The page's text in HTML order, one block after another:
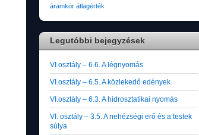
áramkör átlagérték
Legutóbbi bejegyzések
VI.osztály – 6.6. A légnyomás
VI.osztály – 6.5. A közlekedő edények
VI.osztály – 6.3. A hidrosztatikai nyomás
VI. osztály – 3.5. A nehézségi erő és a testek
súlya